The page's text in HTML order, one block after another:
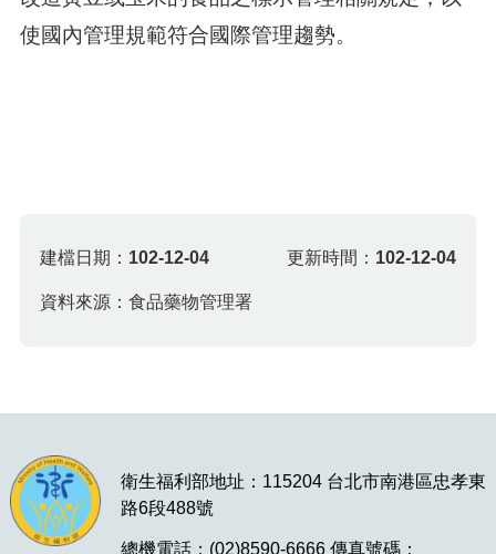
使國內管理規範符合國際管理趨勢。
建檔日期： 102-12-04 更新時間： 102-12-04
資料來源：食品藥物管理署
衛生福利部地址：115204 台北市南港區忠孝東
路6段488號
總機電話：(02)8590-6666 傳真號碼：